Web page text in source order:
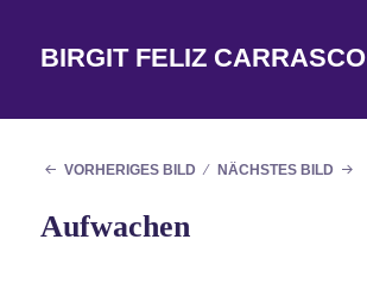
BIRGIT FELIZ CARRASCO
VORHERIGES BILD NÄCHSTES BILD
Aufwachen